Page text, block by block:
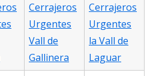
Cerrajeros
Urgentes
Vall de
Gallinera
Cerrajeros
Urgentes
la Vall de
Laguar